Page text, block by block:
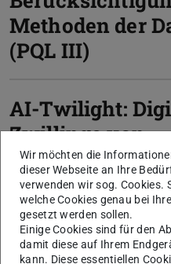
Methoden der
(PQL III)
AI-Twilight:
Zwillinge von
Plant-Centric-
(PCL)
Wir möchten die
dieser Webseite an Ihre
verwenden wir sog. Cookies.
welche Cookies genau bei
gesetzt werden sollen.
Einige Cookies sind für den
damit diese auf Ihrem
kann. Diese essentiellen